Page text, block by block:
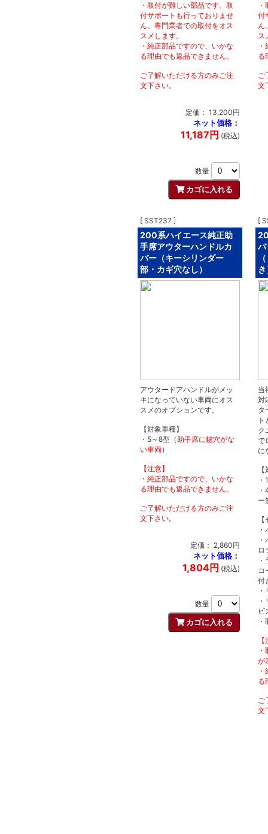
・取付が難しい部品です。取
付サポートも行っておりませ
ん。専門業者での取付をオス
スメします。
・純正部品ですので、いかな
る理由でも返品できません。
ご了解いただける方のみご注
文下さい。
定価： 13,200円
ネット価格：
11,187円 (税込)
数量
付
ん
ス
る
ご
文
[ SST237 ]
200系ハイエース純正助
手席アウターハンドルカ
バー（キーシリンダー
部・カギ穴なし）
アウタードアハンドルがメッ
キになっていない車両にオス
スメのオプションです。
【対象車種】
・5～8型（助手席に鍵穴がな
い車両 ）
【注意】
・純正部品ですので、いかな
る理由でも返品できません。
ご了解いただける方のみご注
文下さい。
定価： 2,860円
ネット価格：
1,804円 (税込)
数量
[
バ
当
対
タ
ク
で
に
ー
ロ
コ
付
ビ
が
る
ご
文